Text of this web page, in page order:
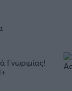
Γνωριμίας!